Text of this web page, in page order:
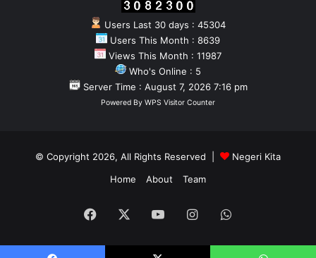
Users Last 30 days : 45304
Users This Month : 8639
Views This Month : 11987
Who's Online : 5
Server Time : August 7, 2026 7:16 pm
Powered By WPS Visitor Counter
© Copyright 2026, All Rights Reserved |
Negeri Kita
Home
About Team
Facebook YouTubeInstagramWhatsApp